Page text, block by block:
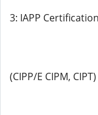
3: IAPP
(CIPP/E CIPM, CIPT)